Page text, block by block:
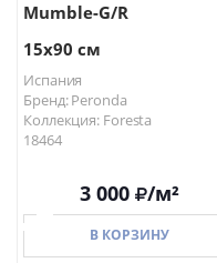
Mumble-G/R
15x90 см
Испания
Бренд: Peronda
Коллекция: Foresta
18464
3 000 /м²
В КОРЗИНУ